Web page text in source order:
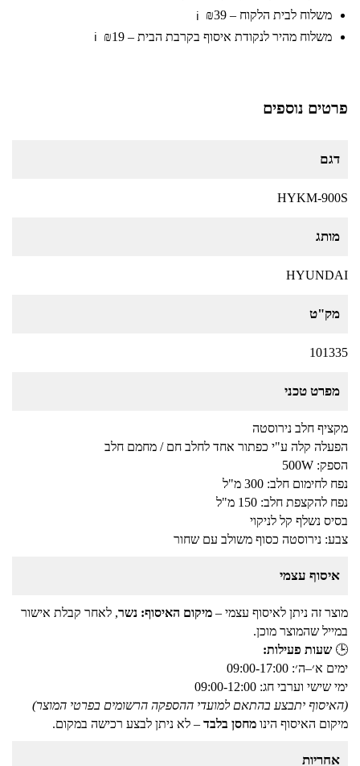
משלוח לבית הלקוח – ₪39 ℹ️
משלוח מהיר לנקודת איסוף בקרבת הבית – ₪19 ℹ️
פרטים נוספים
דגם
HYKM-900S
מותג
HYUNDAI
מק"ט
101335
מפרט טכני
מקציף חלב נירוסטה
הפעלה קלה ע"י כפתור אחד לחלב חם / מחמם חלב
הספק: 500W
נפח לחימום חלב: 300 מ"ל
נפח להקצפת חלב: 150 מ"ל
בסיס נשלף קל לניקוי
צבע: נירוסטה כסוף משולב עם שחור
איסוף עצמי
מוצר זה ניתן לאיסוף עצמי – מיקום האיסוף: נשר, לאחר קבלת אישור
במייל שהמוצר מוכן.
🕒 שעות פעילות:
ימים א׳–ה׳: 09:00-17:00
ימי שישי וערבי חג: 09:00-12:00
(האיסוף יתבצע בהתאם למועדי ההספקה הרשומים בפרטי המוצר)
מיקום האיסוף הינו מחסן בלבד – לא ניתן לבצע רכישה במקום.
אחריות